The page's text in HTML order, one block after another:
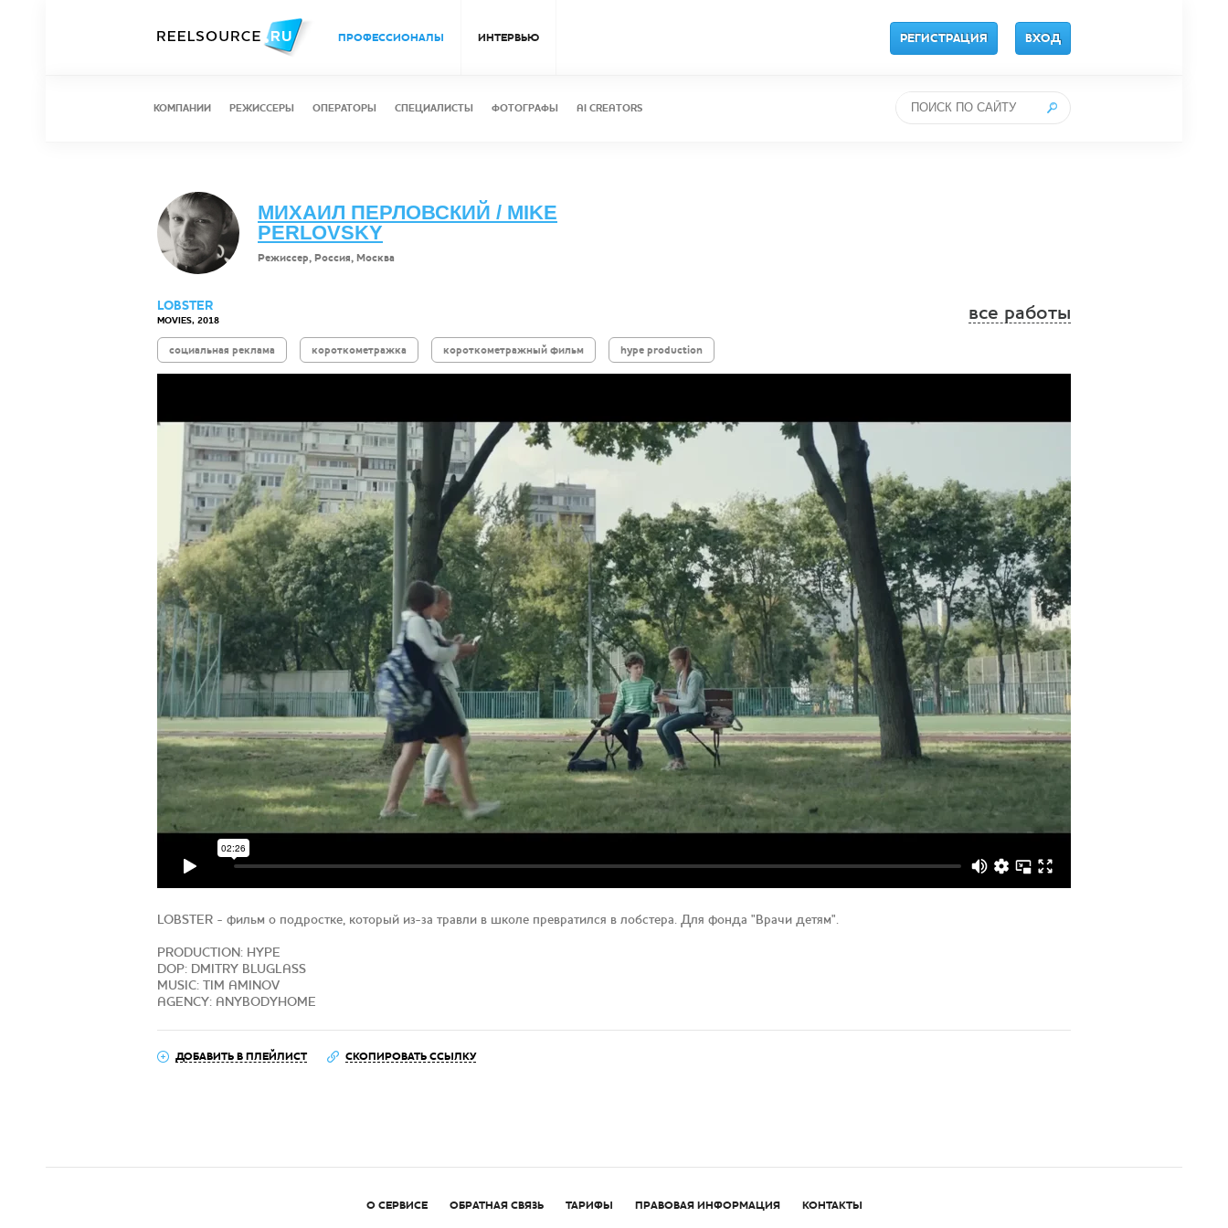
ПРОФЕССИОНАЛЫ ИНТЕРВЬЮ РЕГИСТРАЦИЯ ВХОД
КОМПАНИИ РЕЖИССЕРЫ ОПЕРАТОРЫ СПЕЦИАЛИСТЫ ФОТОГРАФЫ AI CREATORS
МИХАИЛ ПЕРЛОВСКИЙ / MIKE
PERLOVSKY
Режиссер, Россия, Москва
LOBSTER все работы
MOVIES, 2018
социальная реклама короткометражка короткометражный фильм hype production
LOBSTER - фильм о подростке, который из-за травли в школе превратился в лобстера. Для фонда "Врачи детям".
PRODUCTION: HYPE
DOP: DMITRY BLUGLASS
MUSIC: TIM AMINOV
AGENCY: ANYBODYHOME
ДОБАВИТЬ В ПЛЕЙЛИСТ СКОПИРОВАТЬ ССЫЛКУ
О СЕРВИСЕ ОБРАТНАЯ СВЯЗЬ ТАРИФЫ ПРАВОВАЯ ИНФОРМАЦИЯ КОНТАКТЫ